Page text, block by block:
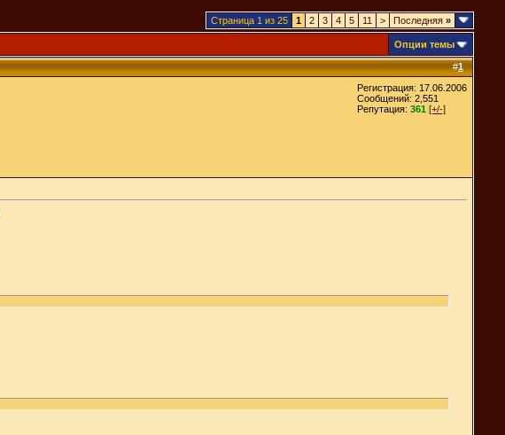
Страница 1 из 25 1 2 3 4 5 11 > Последняя »
Опции темы
#1
Регистрация: 17.06.2006
Сообщений: 2,551
Репутация: 361 [+/-]